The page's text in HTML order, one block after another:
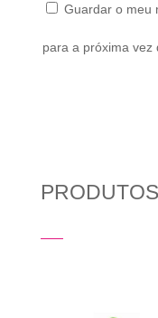
Guardar o meu
para a próxima vez